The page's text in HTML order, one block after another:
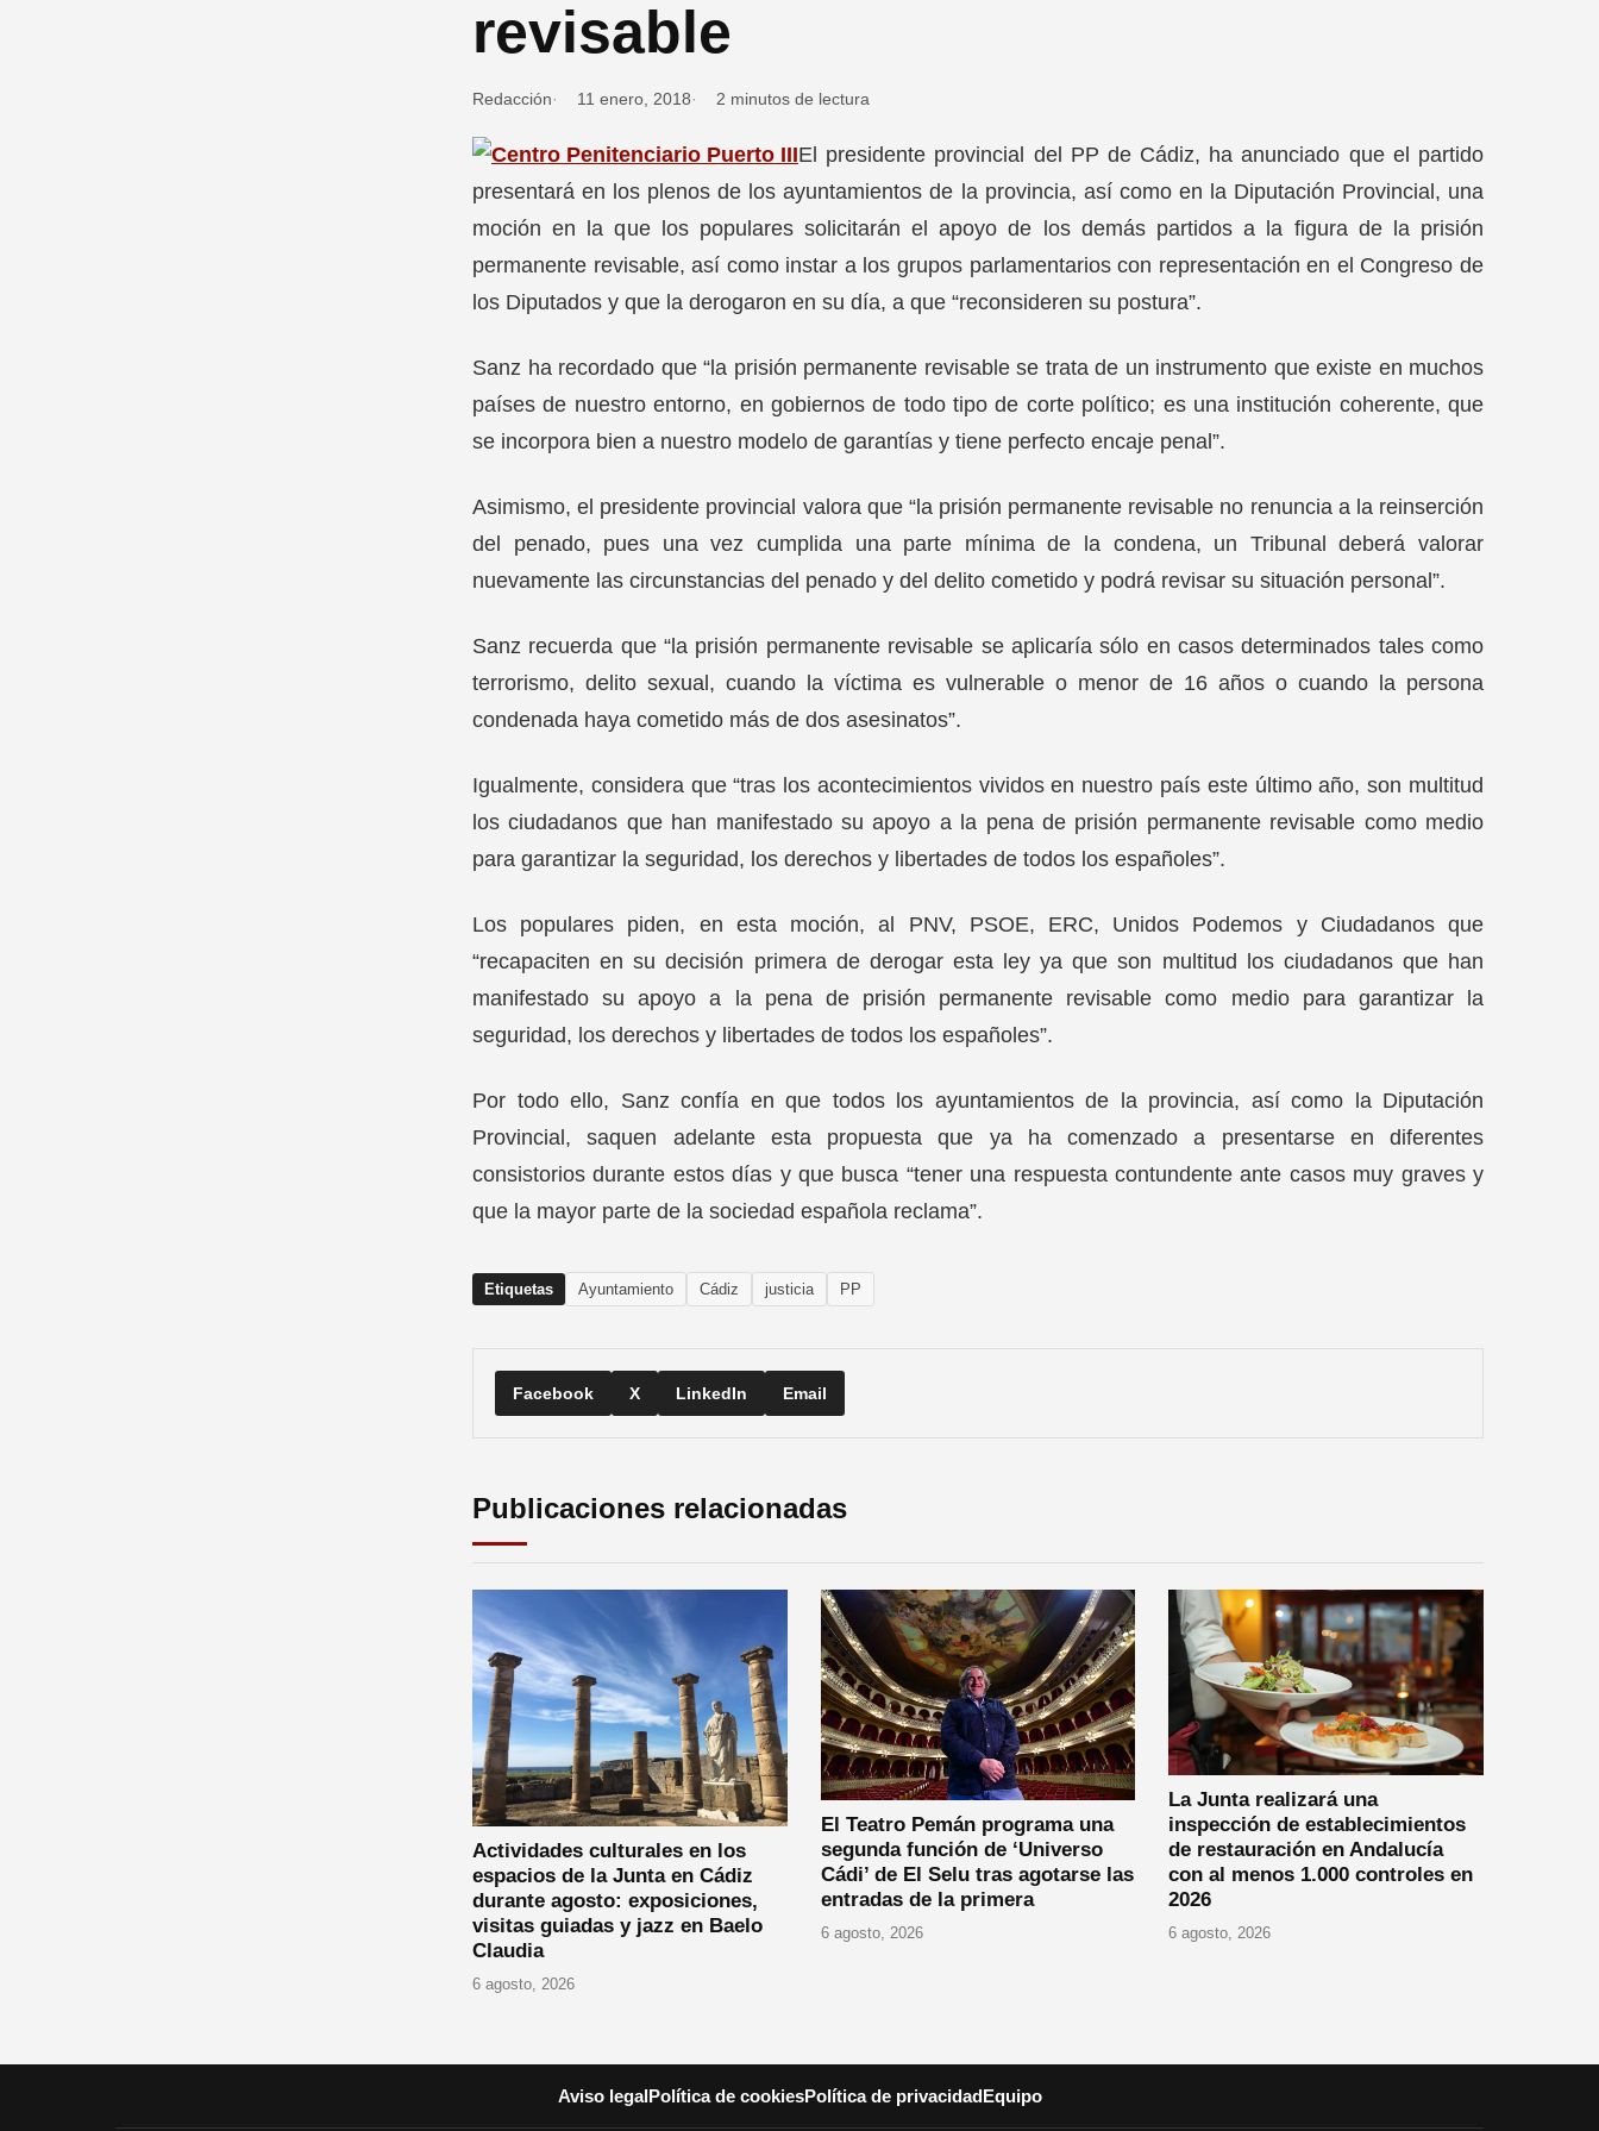
revisable
Redacción 11 enero, 2018 2 minutos de lectura
El presidente provincial del PP de Cádiz, ha anunciado que el partido
presentará en los plenos de los ayuntamientos de la provincia, así como en la Diputación Provincial, una
moción en la que los populares solicitarán el apoyo de los demás partidos a la figura de la prisión
permanente revisable, así como instar a los grupos parlamentarios con representación en el Congreso de
los Diputados y que la derogaron en su día, a que “reconsideren su postura”.
Sanz ha recordado que “la prisión permanente revisable se trata de un instrumento que existe en muchos
países de nuestro entorno, en gobiernos de todo tipo de corte político; es una institución coherente, que
se incorpora bien a nuestro modelo de garantías y tiene perfecto encaje penal”.
Asimismo, el presidente provincial valora que “la prisión permanente revisable no renuncia a la reinserción
del penado, pues una vez cumplida una parte mínima de la condena, un Tribunal deberá valorar
nuevamente las circunstancias del penado y del delito cometido y podrá revisar su situación personal”.
Sanz recuerda que “la prisión permanente revisable se aplicaría sólo en casos determinados tales como
terrorismo, delito sexual, cuando la víctima es vulnerable o menor de 16 años o cuando la persona
condenada haya cometido más de dos asesinatos”.
Igualmente, considera que “tras los acontecimientos vividos en nuestro país este último año, son multitud
los ciudadanos que han manifestado su apoyo a la pena de prisión permanente revisable como medio
para garantizar la seguridad, los derechos y libertades de todos los españoles”.
Los populares piden, en esta moción, al PNV, PSOE, ERC, Unidos Podemos y Ciudadanos que
“recapaciten en su decisión primera de derogar esta ley ya que son multitud los ciudadanos que han
manifestado su apoyo a la pena de prisión permanente revisable como medio para garantizar la
seguridad, los derechos y libertades de todos los españoles”.
Por todo ello, Sanz confía en que todos los ayuntamientos de la provincia, así como la Diputación
Provincial, saquen adelante esta propuesta que ya ha comenzado a presentarse en diferentes
consistorios durante estos días y que busca “tener una respuesta contundente ante casos muy graves y
que la mayor parte de la sociedad española reclama”.
Etiquetas Ayuntamiento Cádiz justicia PP
Facebook X LinkedIn Email
Publicaciones relacionadas
Actividades culturales en los
espacios de la Junta en Cádiz
durante agosto: exposiciones,
visitas guiadas y jazz en Baelo
Claudia
6 agosto, 2026
El Teatro Pemán programa una
segunda función de ‘Universo
Cádi’ de El Selu tras agotarse las
entradas de la primera
6 agosto, 2026
La Junta realizará una
inspección de establecimientos
de restauración en Andalucía
con al menos 1.000 controles en
2026
6 agosto, 2026
Aviso legalPolítica de cookiesPolítica de privacidadEquipo